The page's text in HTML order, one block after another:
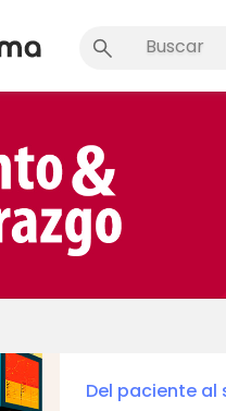
Del paciente